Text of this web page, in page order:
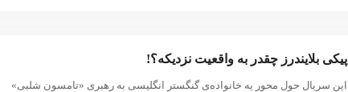
پیکی بلایندرز چقدر به واقعیت نزدیکه؟!
این سریال حول محور یه خانواده‌ی گنگستر انگلیسی به رهبری «تامسون شلبی»